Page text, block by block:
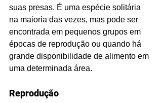
suas presas. É uma espécie solitária
na maioria das vezes, mas pode ser
encontrada em pequenos grupos em
épocas de reprodução ou quando há
grande disponibilidade de alimento em
uma determinada área.
Reprodução